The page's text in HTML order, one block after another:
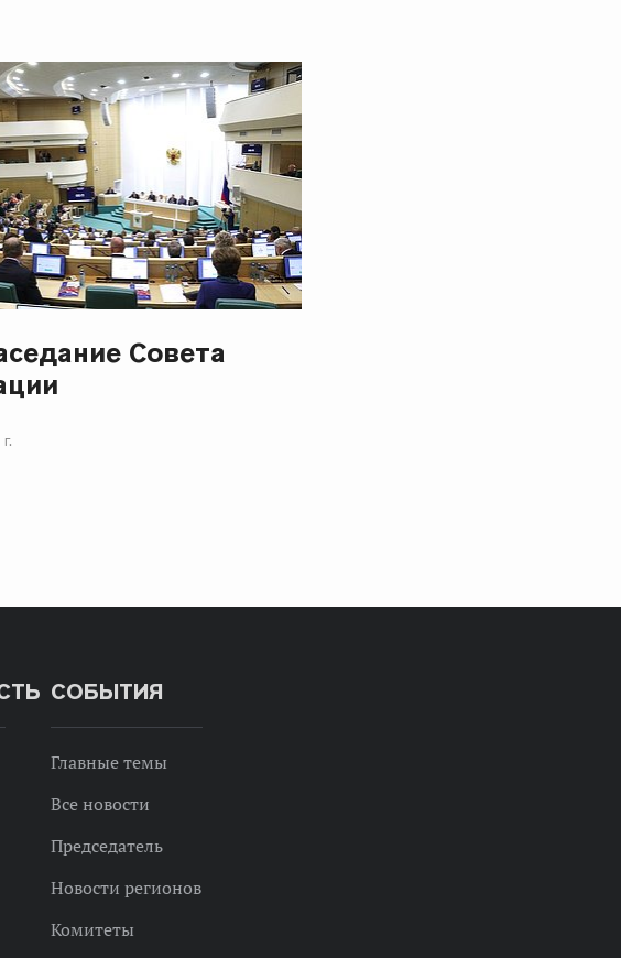
Совета
СОБЫТИЯ
Главные темы
Все новости
Председатель
Новости регионов
Комитеты